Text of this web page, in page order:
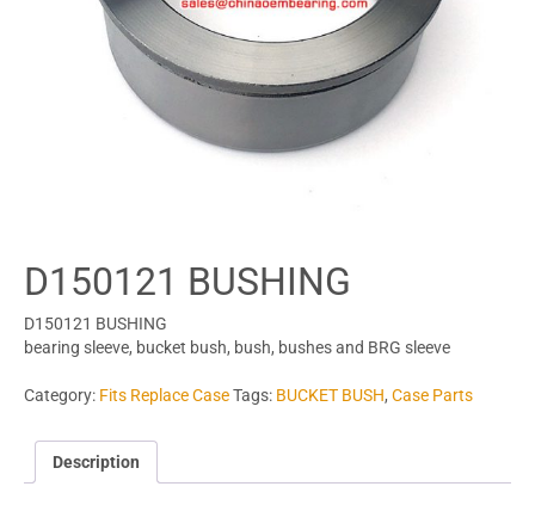
D150121 BUSHING
D150121 BUSHING
bearing sleeve, bucket bush, bush, bushes and BRG sleeve
Category: Fits Replace CaseTags: BUCKET BUSH, Case Parts
Description